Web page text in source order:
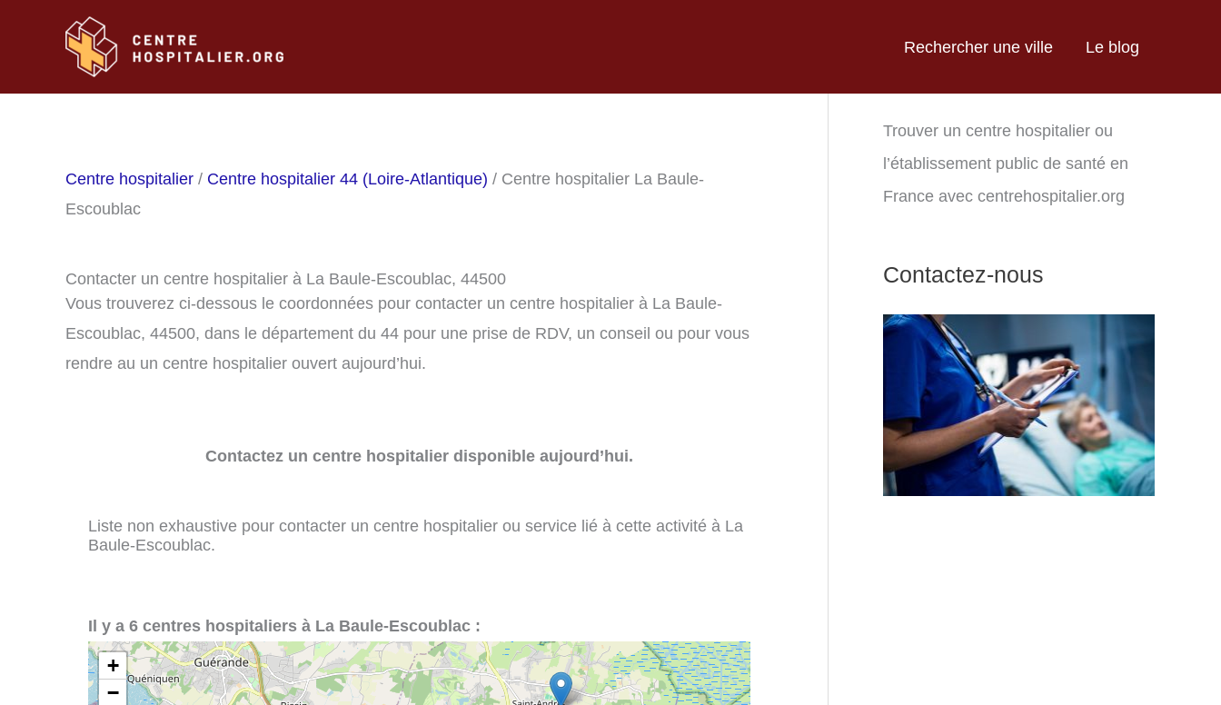
Rechercher une ville Le blog
Centre hospitalier / Centre hospitalier 44 (Loire-Atlantique) / Centre hospitalier La Baule-
Escoublac
Contacter un centre hospitalier à La Baule-Escoublac, 44500
Vous trouverez ci-dessous le coordonnées pour contacter un centre hospitalier à La Baule-
Escoublac, 44500, dans le département du 44 pour une prise de RDV, un conseil ou pour vous
rendre au un centre hospitalier ouvert aujourd’hui.
Contactez un centre hospitalier disponible aujourd’hui.
Liste non exhaustive pour contacter un centre hospitalier ou service lié à cette activité à La
Baule-Escoublac.
Il y a 6 centres hospitaliers à La Baule-Escoublac :
+
−
Trouver un centre hospitalier ou
l’établissement public de santé en
France avec centrehospitalier.org
Contactez-nous